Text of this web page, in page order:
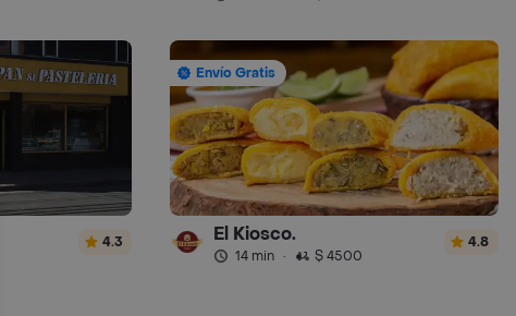
4.3
Envío Gratis
El Kiosco.
14 min · $ 4500
4.8